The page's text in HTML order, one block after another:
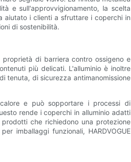
e sull'approvvigionamento, la scelta
aiutato i clienti a sfruttare i coperchi in
di sostenibilità.
di barriera contro ossigeno e
più delicati. L'alluminio è inoltre
tenuta, di sicurezza antimanomissione
e può sopportare i processi di
rende i coperchi in alluminio adatti
che richiedono una protezione
imballaggi funzionali, HARDVOGUE